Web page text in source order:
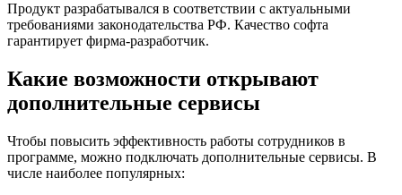
Продукт разрабатывался в соответствии с актуальными
требованиями законодательства РФ. Качество софта
гарантирует фирма-разработчик.
Какие возможности открывают
дополнительные сервисы
Чтобы повысить эффективность работы сотрудников в
программе, можно подключать дополнительные сервисы. В
числе наиболее популярных: